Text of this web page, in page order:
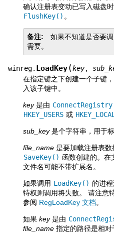
确认注册表变动已写入磁盘
FlushKey() 。
备注 如果不知道是否要
需要。
winreg. LoadKey(key,
在指定键之下创建一个子键
入该子键中。
key是由
HKEY_USERS 或
sub_key是个字符串，用于
file_name 是要加载注册表
SaveKey() 函数创建的。在
文件名可能不带扩展名。
如果调用 LoadKey() 的进
特权则调用将失败。 请注意
参阅 RegLoadKey 文档。
如果 key是由
file_name 指定的路径是相对